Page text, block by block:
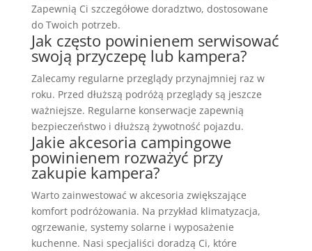
Zapewnią Ci szczegółowe doradztwo, dostosowane
do Twoich potrzeb.
Jak często powinienem serwisować
swoją przyczepę lub kampera?
Zalecamy regularne przeglądy przynajmniej raz w
roku. Przed dłuższą podróżą przeglądy są jeszcze
ważniejsze. Regularne konserwacje zapewnią
bezpieczeństwo i dłuższą żywotność pojazdu.
Jakie akcesoria campingowe
powinienem rozważyć przy
zakupie kampera?
Warto zainwestować w akcesoria zwiększające
komfort podróżowania. Na przykład klimatyzacja,
ogrzewanie, systemy solarne i wyposażenie
kuchenne. Nasi specjaliści doradzą Ci, które